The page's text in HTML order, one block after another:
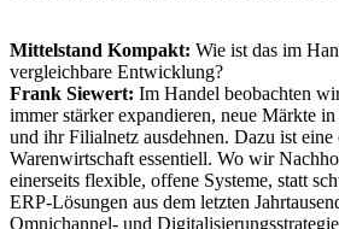
Mittelstand Kompakt: Wie ist das im
vergleichbare Entwicklung?
Frank Siewert: Im Handel beobachten
immer stärker expandieren, neue Märkte
und ihr Filialnetz ausdehnen. Dazu ist
Warenwirtschaft essentiell. Wo wir
einerseits flexible, offene Systeme, statt
ERP-Lösungen aus dem letzten
Omnichannel- und